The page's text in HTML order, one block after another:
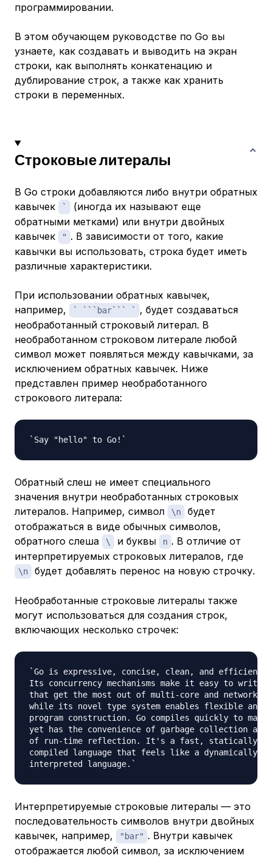
программировании.
В этом обучающем руководстве по Go вы
узнаете, как создавать и выводить на экран
строки, как выполнять конкатенацию и
дублирование строк, а также как хранить
строки в переменных.
Строковые литералы
В Go строки добавляются либо внутри обратных
кавычек
`
(иногда их называют еще
обратными метками) или внутри двойных
кавычек
" . В зависимости от того, какие
кавычки вы использовать, строка будет иметь
различные характеристики.
При использовании обратных кавычек,
например,
` ```bar``` `
, будет создаваться
необработанный строковый литерал. В
необработанном строковом литерале любой
символ может появляться между кавычками, за
исключением обратных кавычек. Ниже
представлен пример необработанного
строкового литерала:
Обратный слеш не имеет специального
значения внутри необработанных строковых
литералов. Например, символ
\n
будет
отображаться в виде обычных символов,
обратного слеша
\ и буквы n . В отличие от
интерпретируемых строковых литералов, где
\n будет добавлять перенос на новую строчку.
Необработанные строковые литералы также
могут использоваться для создания строк,
включающих несколько строчек:
`Go is expressive, concise, clean, and efficient.
Its concurrency mechanisms make it easy to write
that get the most out of multi-core and networked
while its novel type system enables flexible and
program construction. Go compiles quickly to
yet has the convenience of garbage collection and
of run-time reflection. It's a fast, statically
compiled language that feels like a dynamically
Интерпретируемые строковые литералы — это
последовательность символов внутри двойных
кавычек, например,
"bar" . Внутри кавычек
отображается любой символ, за исключением